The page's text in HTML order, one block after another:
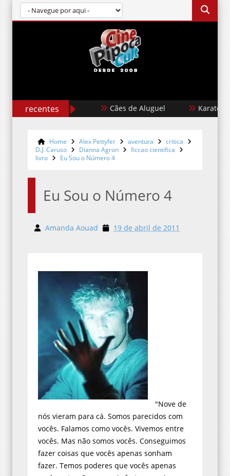
recentes Cães de Aluguel Karate Kid:
Home Alex Pettyfer aventura
critica
D.J. Caruso
Dianna Agron
ficcao cientifica
livro
Eu Sou o Número 4
Eu Sou o Número 4
Amanda Aouad 19 de abril de 2011
"Nove de
nós vieram para cá. Somos parecidos com
vocês. Falamos como vocês. Vivemos entre
vocês. Mas não somos vocês. Conseguimos
fazer coisas que vocês apenas sonham
fazer. Temos poderes que vocês apenas